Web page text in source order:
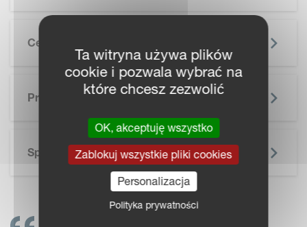
Cechy
Prospekt
SKIP BROCHURE
Specyfikacja Techniczna
Ta witryna używa plików
cookie i pozwala wybrać na
które chcesz zezwolić
OK, akceptuję wszystko
Zablokuj wszystkie pliki cookies
Personalizacja
Polityka prywatności